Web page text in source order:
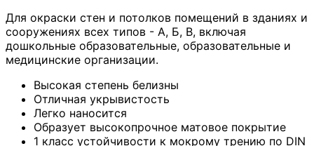
Для окраски стен и потолков помещений в зданиях и
сооружениях всех типов - А, Б, В, включая
дошкольные образовательные, образовательные и
медицинские организации.
Высокая степень белизны
Отличная укрывистость
Легко наносится
Образует высокопрочное матовое покрытие
1 класс устойчивости к мокрому трению по DIN